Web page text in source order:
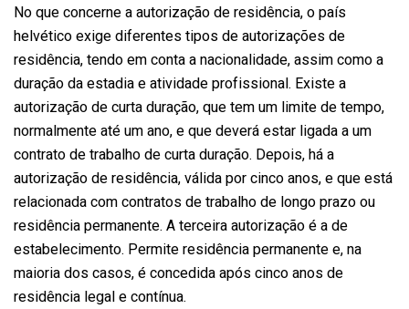
No que concerne a autorização de residência, o país
helvético exige diferentes tipos de autorizações de
residência, tendo em conta a nacionalidade, assim como a
duração da estadia e atividade profissional. Existe a
autorização de curta duração, que tem um limite de tempo,
normalmente até um ano, e que deverá estar ligada a um
contrato de trabalho de curta duração. Depois, há a
autorização de residência, válida por cinco anos, e que está
relacionada com contratos de trabalho de longo prazo ou
residência permanente. A terceira autorização é a de
estabelecimento. Permite residência permanente e, na
maioria dos casos, é concedida após cinco anos de
residência legal e contínua.